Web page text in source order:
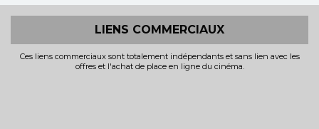
LIENS COMMERCIAUX
Ces liens commerciaux sont totalement indépendants et sans lien avec les
offres et l'achat de place en ligne du cinéma.